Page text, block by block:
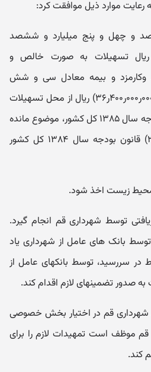
رعایت موارد ذیل موافقت کرد:
و چهل و پنج میلیارد و ششصد
(۰۰۰ر۰۰۰ر۶۰۰ر۱۴۵) ریال تسهیلات به صورت خالص و
وکارمزد و بیمه معادل سی و شش
میلیارد و چهارصد میلیون ( ۰۰۰ر۰۰۰ر۴۰۰ر۳۶) ریال از محل تسهیلات
جزء .(۴) تبصره (۲) قانون بودجه سال ۱۳۸۵ کل کشور، موضوع مانده
تسهیلات بند «ث» تبصره (۲) قانون بودجه سال ۱۳۸۴ کل کشور
توسط شهرداری قم انجام گیرد.
بانک های عامل از شهرداری یاد
در سررسید، توسط بانکهای عامل از
صدور تضمینهای لازم اقدام کند.
شهرداری قم در اختیار بخش خصوصی
قم موظف است تمهیدات لازم را برای
کند.